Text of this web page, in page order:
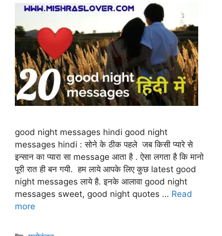
good night messages hindi good night
messages hindi : सोने के ठीक पहले जब किसी प्यारे से
इन्सान का प्यारा सा message आता है . ऐसा लगता है कि मानो
पूरी रात ही बन गयी. हम लाये आपके लिए कुछ latest good
night messages लाये है. इनके आलावा good night
messages sweet, good night quotes … Read
more